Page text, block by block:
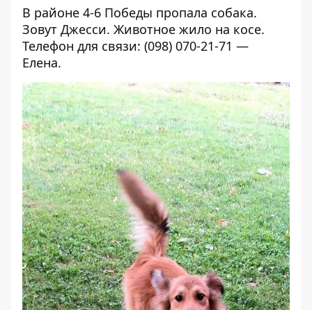
В районе 4-6 Победы пропала собака.
Зовут Джесси. Животное жило на косе.
Телефон для связи: (098) 070-21-71 —
Елена.